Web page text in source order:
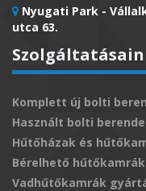
Nyugati Park -
utca 63.
Komplett új bolti
Használt bolti
Hűtőházak és
Bérelhető
Vadhűtőkamrák